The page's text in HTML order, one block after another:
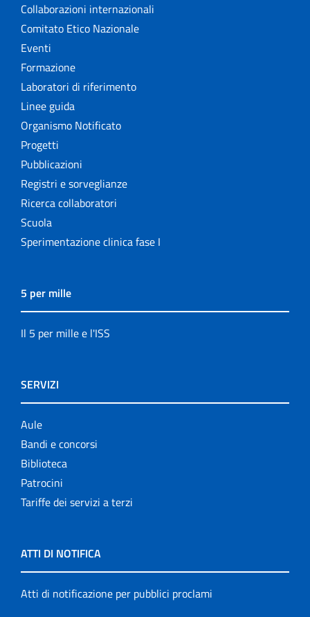
Collaborazioni internazionali
Comitato Etico Nazionale
Eventi
Formazione
Laboratori di riferimento
Linee guida
Organismo Notificato
Progetti
Pubblicazioni
Registri e sorveglianze
Ricerca collaboratori
Scuola
Sperimentazione clinica fase I
5 per mille
Il 5 per mille e l'ISS
SERVIZI
Aule
Bandi e concorsi
Biblioteca
Patrocini
Tariffe dei servizi a terzi
ATTI DI NOTIFICA
Atti di notificazione per pubblici proclami